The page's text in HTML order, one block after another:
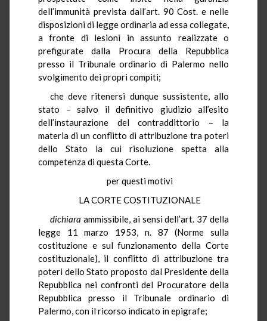
dell’immunità prevista dall’art. 90 Cost. e nelle
disposizioni di legge ordinaria ad essa collegate,
a fronte di lesioni in assunto realizzate o
prefigurate dalla Procura della Repubblica
presso il Tribunale ordinario di Palermo nello
svolgimento dei propri compiti;
che deve ritenersi dunque sussistente, allo
stato – salvo il definitivo giudizio all’esito
dell’instaurazione del contraddittorio – la
materia di un conflitto di attribuzione tra poteri
dello Stato la cui risoluzione spetta alla
competenza di questa Corte.
per questi motivi
LA CORTE COSTITUZIONALE
dichiara ammissibile, ai sensi dell’art. 37 della
legge 11 marzo 1953, n. 87 (Norme sulla
costituzione e sul funzionamento della Corte
costituzionale), il conflitto di attribuzione tra
poteri dello Stato proposto dal Presidente della
Repubblica nei confronti del Procuratore della
Repubblica presso il Tribunale ordinario di
Palermo, con il ricorso indicato in epigrafe;